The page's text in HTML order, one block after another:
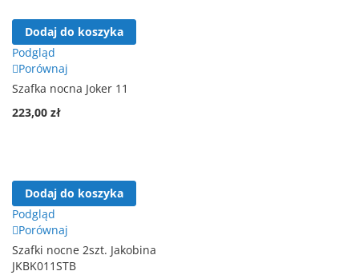
Dodaj do koszyka
Podgląd
Porównaj
Szafka nocna Joker 11
223,00 zł
Dodaj do koszyka
Podgląd
Porównaj
Szafki nocne 2szt. Jakobina
JKBK011STB